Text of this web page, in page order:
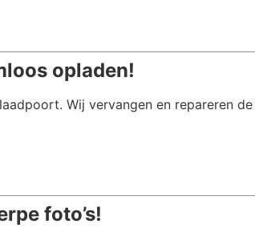
opladen!
Wij vervangen en repareren de
foto’s!